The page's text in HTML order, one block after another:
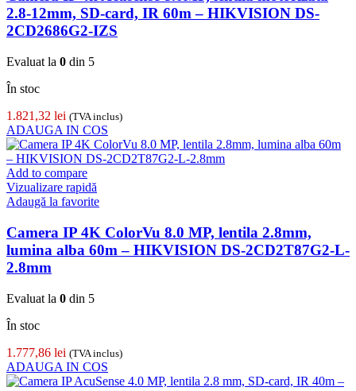
2.8-12mm, SD-card, IR 60m – HIKVISION DS-
2CD2686G2-IZS
Evaluat la 0 din 5
În stoc
1.821,32 lei (TVA inclus)
ADAUGA IN COS
Add to compare
Vizualizare rapidă
Adaugă la favorite
Camera IP 4K ColorVu 8.0 MP, lentila 2.8mm,
lumina alba 60m – HIKVISION DS-2CD2T87G2-L-
2.8mm
Evaluat la 0 din 5
În stoc
1.777,86 lei (TVA inclus)
ADAUGA IN COS